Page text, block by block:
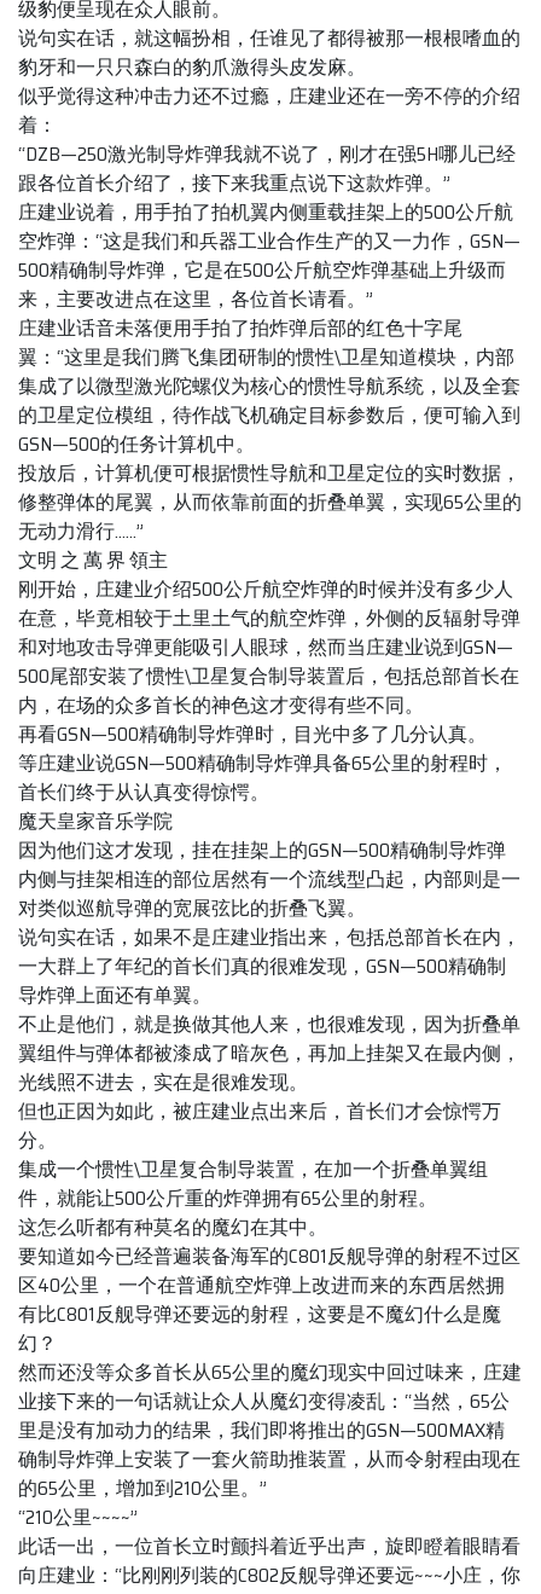
级豹便呈现在众人眼前。
说句实在话，就这幅扮相，任谁见了都得被那一根根嗜血的
豹牙和一只只森白的豹爪激得头皮发麻。
似乎觉得这种冲击力还不过瘾，庄建业还在一旁不停的介绍
着：
“DZB—250激光制导炸弹我就不说了，刚才在强5H哪儿已经
跟各位首长介绍了，接下来我重点说下这款炸弹。”
庄建业说着，用手拍了拍机翼内侧重载挂架上的500公斤航
空炸弹：“这是我们和兵器工业合作生产的又一力作，GSN—
500精确制导炸弹，它是在500公斤航空炸弹基础上升级而
来，主要改进点在这里，各位首长请看。”
庄建业话音未落便用手拍了拍炸弹后部的红色十字尾
翼：“这里是我们腾飞集团研制的惯性\卫星知道模块，内部
集成了以微型激光陀螺仪为核心的惯性导航系统，以及全套
的卫星定位模组，待作战飞机确定目标参数后，便可输入到
GSN—500的任务计算机中。
投放后，计算机便可根据惯性导航和卫星定位的实时数据，
修整弹体的尾翼，从而依靠前面的折叠单翼，实现65公里的
无动力滑行……”
文明 之 萬 界 領主
刚开始，庄建业介绍500公斤航空炸弹的时候并没有多少人
在意，毕竟相较于土里土气的航空炸弹，外侧的反辐射导弹
和对地攻击导弹更能吸引人眼球，然而当庄建业说到GSN—
500尾部安装了惯性\卫星复合制导装置后，包括总部首长在
内，在场的众多首长的神色这才变得有些不同。
再看GSN—500精确制导炸弹时，目光中多了几分认真。
等庄建业说GSN—500精确制导炸弹具备65公里的射程时，
首长们终于从认真变得惊愕。
魔天皇家音乐学院
因为他们这才发现，挂在挂架上的GSN—500精确制导炸弹
内侧与挂架相连的部位居然有一个流线型凸起，内部则是一
对类似巡航导弹的宽展弦比的折叠飞翼。
说句实在话，如果不是庄建业指出来，包括总部首长在内，
一大群上了年纪的首长们真的很难发现，GSN—500精确制
导炸弹上面还有单翼。
不止是他们，就是换做其他人来，也很难发现，因为折叠单
翼组件与弹体都被漆成了暗灰色，再加上挂架又在最内侧，
光线照不进去，实在是很难发现。
但也正因为如此，被庄建业点出来后，首长们才会惊愕万
分。
集成一个惯性\卫星复合制导装置，在加一个折叠单翼组
件，就能让500公斤重的炸弹拥有65公里的射程。
这怎么听都有种莫名的魔幻在其中。
要知道如今已经普遍装备海军的C801反舰导弹的射程不过区
区40公里，一个在普通航空炸弹上改进而来的东西居然拥
有比C801反舰导弹还要远的射程，这要是不魔幻什么是魔
幻？
然而还没等众多首长从65公里的魔幻现实中回过味来，庄建
业接下来的一句话就让众人从魔幻变得凌乱：“当然，65公
里是没有加动力的结果，我们即将推出的GSN—500MAX精
确制导炸弹上安装了一套火箭助推装置，从而令射程由现在
的65公里，增加到210公里。”
“210公里~~~~”
此话一出，一位首长立时颤抖着近乎出声，旋即瞪着眼睛看
向庄建业：“比刚刚列装的C802反舰导弹还要远~~~小庄，你